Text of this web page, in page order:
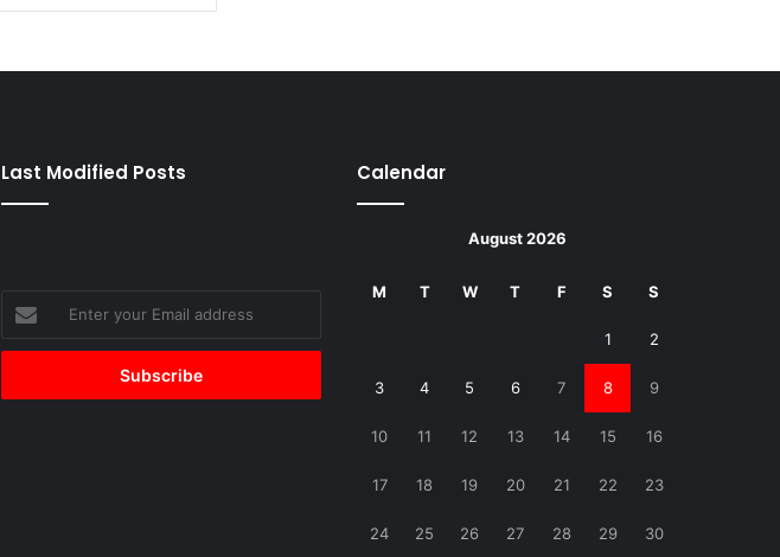
Last Modified Posts
Enter
your
Email
Calendar
August 2026
M T W T F S S
1 2
3 4 5 6 7 8 9
10 11 12 13 14 15 16
17 18 19 20 21 22 23
24 25 26 27 28 29 30